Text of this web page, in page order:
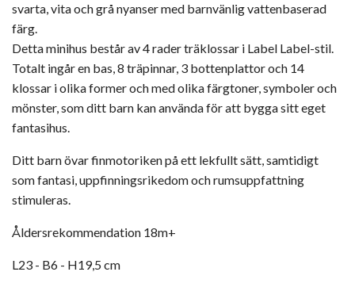
svarta, vita och grå nyanser med barnvänlig vattenbaserad
färg.
Detta minihus består av 4 rader träklossar i Label Label-stil.
Totalt ingår en bas, 8 träpinnar, 3 bottenplattor och 14
klossar i olika former och med olika färgtoner, symboler och
mönster, som ditt barn kan använda för att bygga sitt eget
fantasihus.
Ditt barn övar finmotoriken på ett lekfullt sätt, samtidigt
som fantasi, uppfinningsrikedom och rumsuppfattning
stimuleras.
Åldersrekommendation 18m+
L23 - B6 - H19,5 cm